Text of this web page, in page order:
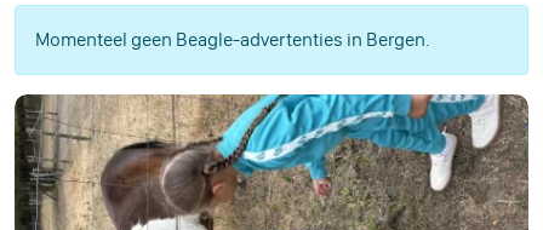
Momenteel geen Beagle-advertenties in Bergen.